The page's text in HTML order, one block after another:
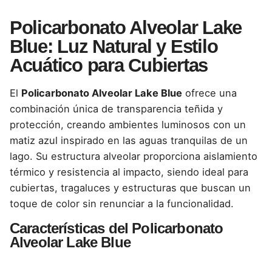
Policarbonato Alveolar Lake
Blue: Luz Natural y Estilo
Acuático para Cubiertas
El Policarbonato Alveolar Lake Blue ofrece una
combinación única de transparencia teñida y
protección, creando ambientes luminosos con un
matiz azul inspirado en las aguas tranquilas de un
lago. Su estructura alveolar proporciona aislamiento
térmico y resistencia al impacto, siendo ideal para
cubiertas, tragaluces y estructuras que buscan un
toque de color sin renunciar a la funcionalidad.
Características del Policarbonato
Alveolar Lake Blue